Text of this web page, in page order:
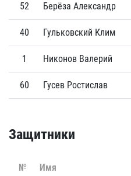
52 Берёза Александр
40 Гульковский Клим
1 Никонов Валерий
60 Гусев Ростислав
Защитники
№ Имя